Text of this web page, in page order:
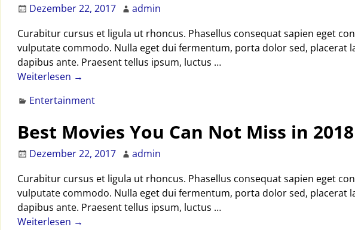
Dezember 22, 2017
admin
Curabitur cursus et ligula ut rhoncus. Phasellus consequat sapien eget
vulputate commodo. Nulla eget dui fermentum, porta dolor sed, placerat
dapibus ante. Praesent tellus ipsum, luctus …
Weiterlesen →
Entertainment
Best Movies You Can Not Miss in 2018
Dezember 22, 2017
admin
Curabitur cursus et ligula ut rhoncus. Phasellus consequat sapien eget
vulputate commodo. Nulla eget dui fermentum, porta dolor sed, placerat
dapibus ante. Praesent tellus ipsum, luctus …
Weiterlesen →